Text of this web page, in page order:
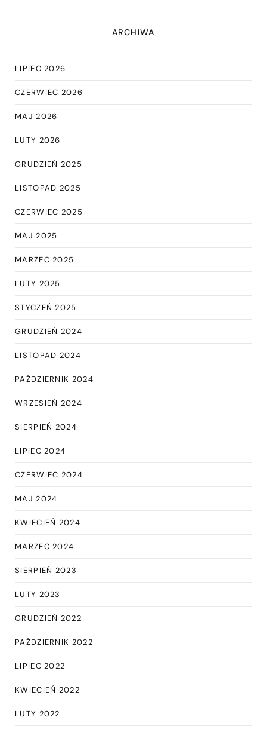
ARCHIWA
LIPIEC 2026
CZERWIEC 2026
MAJ 2026
LUTY 2026
GRUDZIEŃ 2025
LISTOPAD 2025
CZERWIEC 2025
MAJ 2025
MARZEC 2025
LUTY 2025
STYCZEŃ 2025
GRUDZIEŃ 2024
LISTOPAD 2024
PAŹDZIERNIK 2024
WRZESIEŃ 2024
SIERPIEŃ 2024
LIPIEC 2024
CZERWIEC 2024
MAJ 2024
KWIECIEŃ 2024
MARZEC 2024
SIERPIEŃ 2023
LUTY 2023
GRUDZIEŃ 2022
PAŹDZIERNIK 2022
LIPIEC 2022
KWIECIEŃ 2022
LUTY 2022